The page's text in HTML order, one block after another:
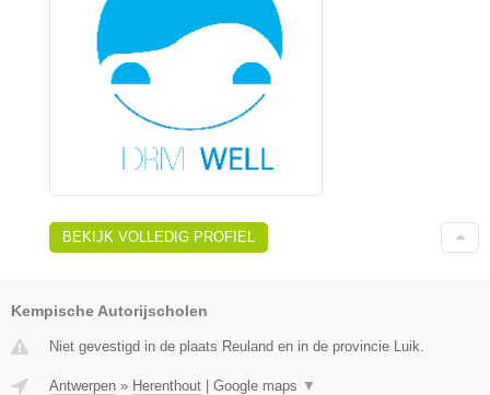
BEKIJK VOLLEDIG PROFIEL
Kempische Autorijscholen
Niet gevestigd in de plaats Reuland en in de provincie Luik.
Antwerpen » Herenthout | Google maps ▼